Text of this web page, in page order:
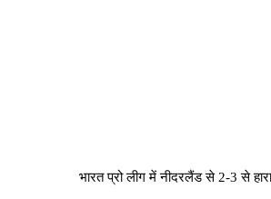
भारत प्रो लीग में नीदरलैंड से 2-3 से